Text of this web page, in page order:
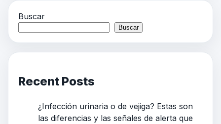
Buscar
Buscar
Recent Posts
¿Infección urinaria o de vejiga? Estas son
las diferencias y las señales de alerta que